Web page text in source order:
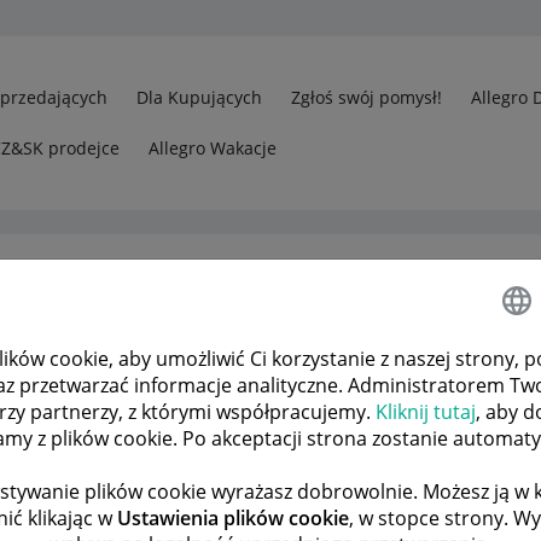
cookie, aby umożliwić Ci korzystanie z naszej strony,
przetwarzać informacje analityczne. Administratorem
partnerzy, z którymi współpracujemy. Kliknij tutaj, aby
z plików cookie. Po akceptacji strona zostanie
plików cookie wyrażasz dobrowolnie. Możesz ją w
klikając wUstawienia plików cookie, w stopce strony.
Dla Kupujących Zgłoś swój pomysł! Allegro
prodejce Allegro Wakacje
Jak sprawdzić ilość wyróżnionych ofert
POPRZEDNIA NASTĘPNA